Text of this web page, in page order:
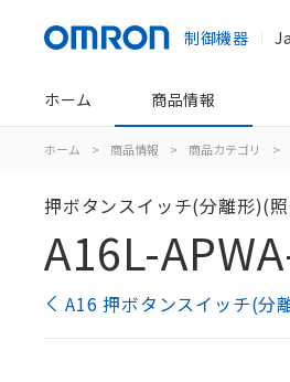
制御機器
ホーム 商品情報
ホーム > 商品情報 > 商品カテゴリ >
押ボタンスイッチ(分離形)(
A16L-
A16 押ボタンスイッチ(分